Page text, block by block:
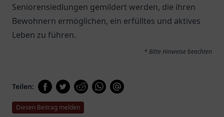
Seniorensiedlungen gemildert werden, die ihren
Bewohnern ermöglichen, ein erfülltes und aktives
Leben zu führen.
* Bitte Hinweise beachten
Teilen:
Diesen Beitrag melden